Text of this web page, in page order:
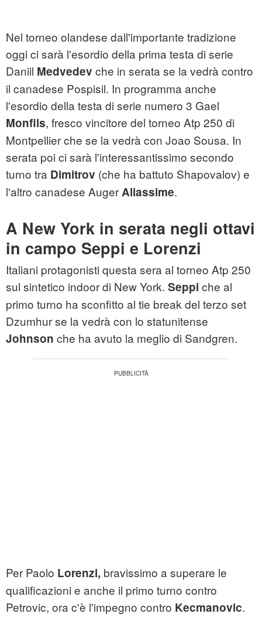
Nel torneo olandese dall'importante tradizione
oggi ci sarà l'esordio della prima testa di serie
Daniil Medvedev che in serata se la vedrà contro
il canadese Pospisil. In programma anche
l'esordio della testa di serie numero 3 Gael
Monfils, fresco vincitore del torneo Atp 250 di
Montpellier che se la vedrà con Joao Sousa. In
serata poi ci sarà l'interessantissimo secondo
turno tra Dimitrov (che ha battuto Shapovalov) e
l'altro canadese AugerAliassime.
A New York in serata negli ottavi
in campo Seppi e Lorenzi
Italiani protagonisti questa sera al torneo Atp 250
sul sintetico indoor di New York. Seppi che al
primo turno ha sconfitto al tie break del terzo set
Dzumhur se la vedrà con lo statunitense
Johnson che ha avuto la meglio di Sandgren.
Per Paolo Lorenzi, bravissimo a superare le
qualificazioni e anche il primo turno contro
Petrovic, ora c'è l'impegno contro Kecmanovic.